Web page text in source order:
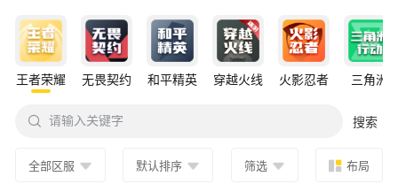
王者荣耀 无畏契约 和平精英 穿越火线 火影忍者 三角洲
 请输入关键字 搜索
全部区服 默认排序 筛选 布局